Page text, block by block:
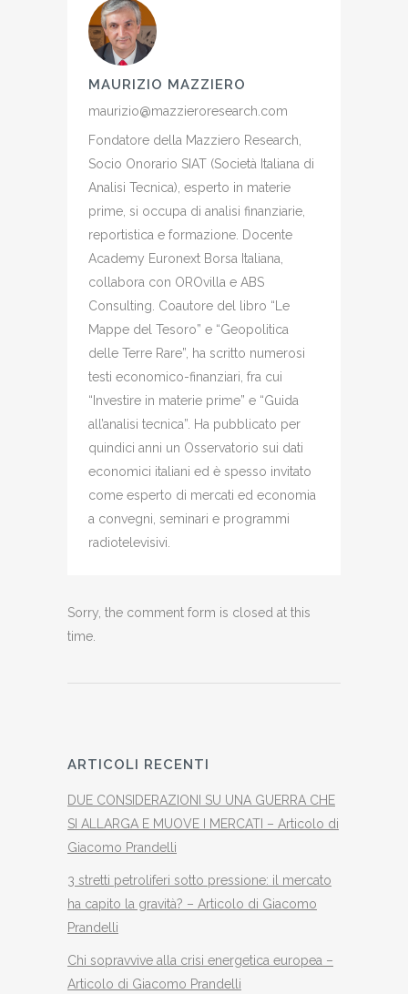
MAURIZIO MAZZIERO
maurizio@mazzieroresearch.com
Fondatore della Mazziero Research,
Socio Onorario SIAT (Società Italiana di
Analisi Tecnica), esperto in materie
prime, si occupa di analisi finanziarie,
reportistica e formazione. Docente
Academy Euronext Borsa Italiana,
collabora con OROvilla e ABS
Consulting. Coautore del libro “Le
Mappe del Tesoro” e “Geopolitica
delle Terre Rare”, ha scritto numerosi
testi economico-finanziari, fra cui
“Investire in materie prime” e “Guida
all’analisi tecnica”. Ha pubblicato per
quindici anni un Osservatorio sui dati
economici italiani ed è spesso invitato
come esperto di mercati ed economia
a convegni, seminari e programmi
radiotelevisivi.
Sorry, the comment form is closed at this
time.
ARTICOLI RECENTI
DUE CONSIDERAZIONI SU UNA GUERRA CHE
SI ALLARGA E MUOVE I MERCATI – Articolo di
Giacomo Prandelli
3 stretti petroliferi sotto pressione: il mercato
ha capito la gravità? – Articolo di Giacomo
Prandelli
Chi sopravvive alla crisi energetica europea –
Articolo di Giacomo Prandelli